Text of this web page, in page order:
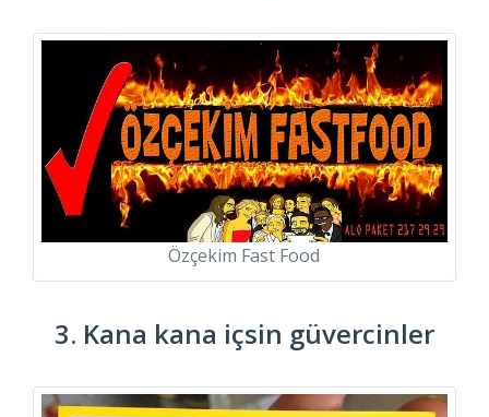
Özçekim Fast Food
3. Kana kana içsin güvercinler